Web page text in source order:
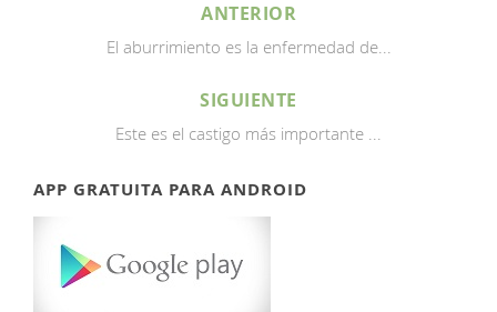
ANTERIOR
El aburrimiento es la enfermedad de...
SIGUIENTE
Este es el castigo más importante ...
APP GRATUITA PARA ANDROID